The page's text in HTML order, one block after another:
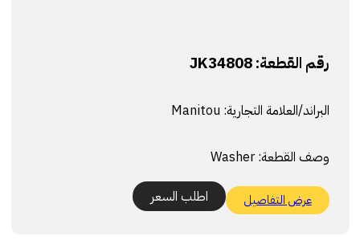
رقم القطعة:JK34808
البراند/العلامة التجارية:
وصف القطعة:Washer
عرض التفاصيل اطلب السعر